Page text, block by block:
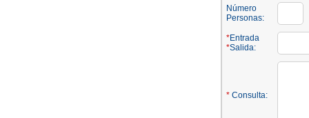
Número
Personas:
*Entrada
*Salida:
* Consulta: